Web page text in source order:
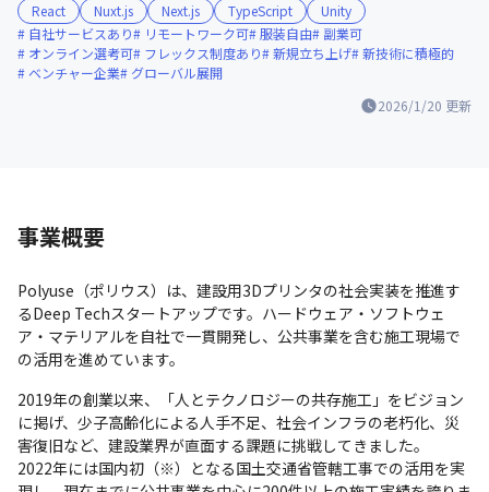
2026/1/20 更新
React Nuxt.js Next.js TypeScript
Unity
自社サービスあり
リモートワーク可 服装自由
副業可
オンライン選考可
フレックス制度あり 新規立ち上げ 新技術に積極的
ベンチャー企業
グローバル展開
事業概要
Polyuse（ポリウス）は、建設用3Dプリンタの社会実装を推進す
るDeep Techスタートアップです。ハードウェア・ソフトウェ
ア・マテリアルを自社で一貫開発し、公共事業を含む施工現場で
の活用を進めています。
2019年の創業以来、「人とテクノロジーの共存施工」をビジョン
に掲げ、少子高齢化による人手不足、社会インフラの老朽化、災
害復旧など、建設業界が直面する課題に挑戦してきました。
2022年には国内初（※）となる国土交通省管轄工事での活用を実